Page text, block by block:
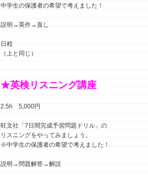
中学生の保護者の希望で考えました！
説明→英作→直し
日程
（上と同じ）
★英検リスニング講座
2.5h 5,000円
旺文社「7日間完成予習問題ドリル」の
リスニングをやってみましょう。
※中学生の保護者の希望で考えました！
説明→問題解答→解説